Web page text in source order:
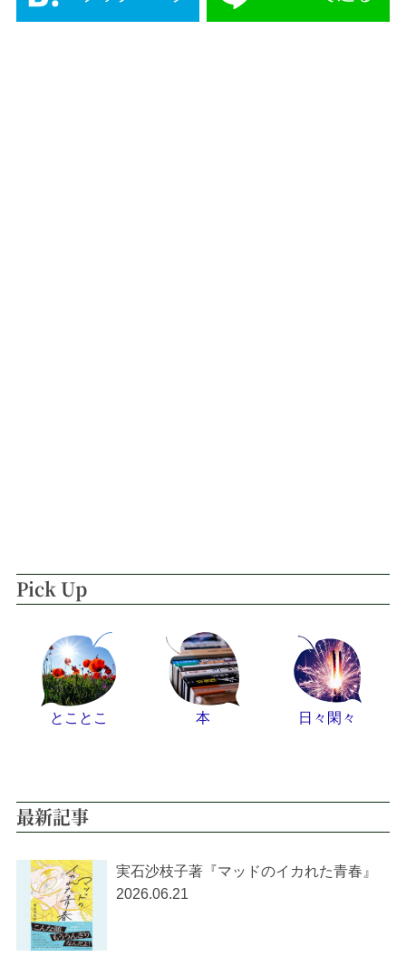
Pick Up
とことこ 本 日々閑々
最新記事
実石沙枝子著『マッドのイカれた青春』
2026.06.21